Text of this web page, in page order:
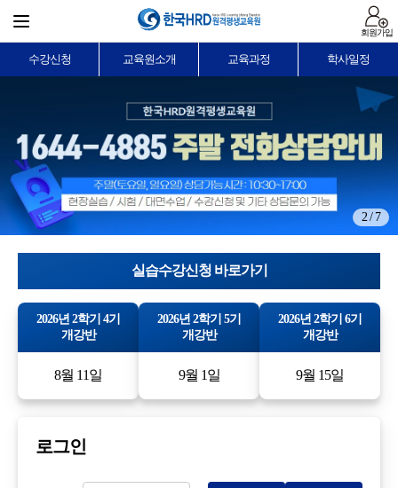
회원가입
수강신청 교육원소개 교육과정 학사일정
2 / 7
실습수강신청 바로가기
2026년 2학기 4기
개강반
8월 11일
2026년 2학기 5기
개강반
9월 1일
2026년 2학기 6기
개강반
9월 15일
로그인